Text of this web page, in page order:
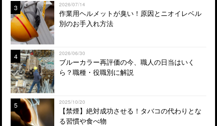
3 2026/07/14
作業用ヘルメットが臭い！原因とニオイレベル
別のお手入れ方法
4 2026/06/30
ブルーカラー再評価の今、職人の日当はいく
ら？職種・役職別に解説
5 2025/10/20
【禁煙】絶対成功させる！タバコの代わりとな
る習慣や食べ物